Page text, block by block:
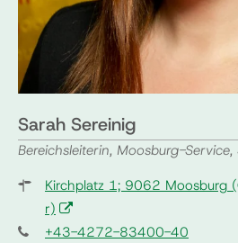
Sarah Sereinig
Bereichsleiterin, Moosburg-Service,
Kirchplatz 1; 9062 Moosburg
r)
+43-4272-83400-40